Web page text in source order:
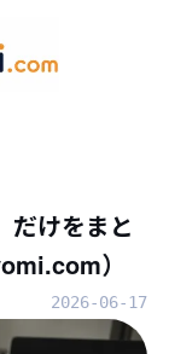
だけをまと
）
2026-06-17